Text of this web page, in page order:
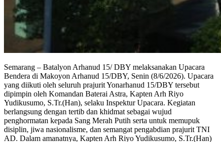
Semarang – Batalyon Arhanud 15/ DBY melaksanakan Upacara
Bendera di Makoyon Arhanud 15/DBY, Senin (8/6/2026). Upacara
yang diikuti oleh seluruh prajurit Yonarhanud 15/DBY tersebut
dipimpin oleh Komandan Baterai Astra, Kapten Arh Riyo
Yudikusumo, S.Tr.(Han), selaku Inspektur Upacara. Kegiatan
berlangsung dengan tertib dan khidmat sebagai wujud
penghormatan kepada Sang Merah Putih serta untuk memupuk
disiplin, jiwa nasionalisme, dan semangat pengabdian prajurit TNI
AD. Dalam amanatnya, Kapten Arh Riyo Yudikusumo, S.Tr.(Han)